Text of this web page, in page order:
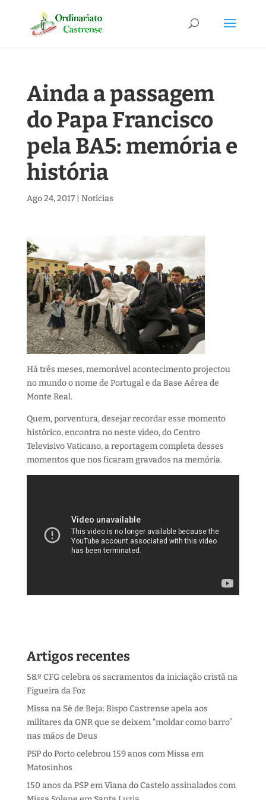
Ainda a passagem
do Papa Francisco
pela BA5: memória e
história
Ago 24, 2017| Notícias
Há três meses, memorável acontecimento projectou
no mundo o nome de Portugal e da Base Aérea de
Monte Real.
Quem, porventura, desejar recordar esse momento
histórico, encontra no neste vídeo, do Centro
Televisivo Vaticano, a reportagem completa desses
momentos que nos ficaram gravados na memória.
Artigos recentes
58.º CFG celebra os sacramentos da iniciação cristã na
Figueira da Foz
Missa na Sé de Beja: Bispo Castrense apela aos
militares da GNR que se deixem “moldar como barro”
nas mãos de Deus
PSP do Porto celebrou 159 anos com Missa em
Matosinhos
150 anos da PSP em Viana do Castelo assinalados com